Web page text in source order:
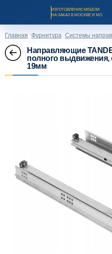
ИЗГОТОВЛЕНИЕ МЕБЕЛИ
НА ЗАКАЗ В МОСКВЕ И МО
Оплата и доставка
Рассрочка и кредит
Главная Фурнитура Системы
Направляющие
полного выдвижения,
19мм